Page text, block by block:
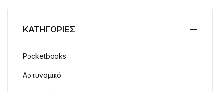
ΚΑΤΗΓΟΡΙΕΣ
Pocketbooks
Αστυνομικό